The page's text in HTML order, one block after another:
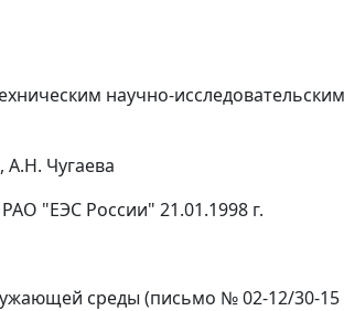
научно-
, А.Н. Чугаева
"ЕЭС России" 21.01.1998 г.
среды (письмо № 02-12/30-15